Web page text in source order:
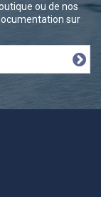
ou de nos
sur